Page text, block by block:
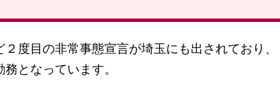
度目の非常事態宣言が埼玉にも出されており、
となっています。